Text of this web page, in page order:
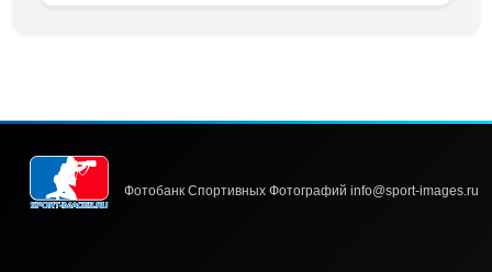
Фотобанк Спортивных Фотографий info@sport-images.ru